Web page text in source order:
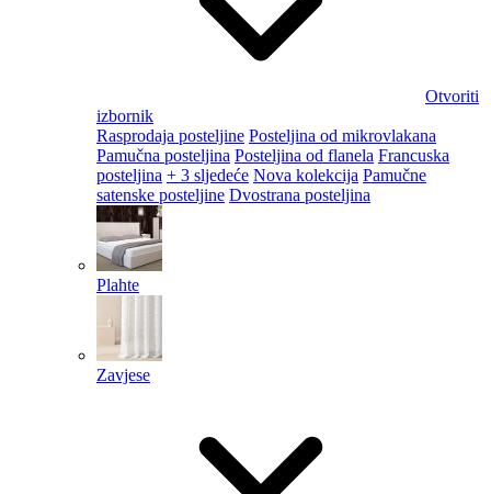
Otvoriti
izbornik
Rasprodaja posteljine Posteljina od mikrovlakana
Pamučna posteljina Posteljina od flanela Francuska
posteljina + 3 sljedeće Nova kolekcija Pamučne
satenske posteljine Dvostrana posteljina
Plahte
Zavjese